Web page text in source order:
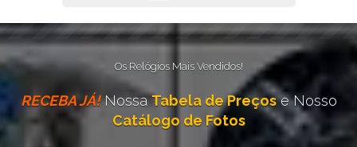
Os Relógios Mais Vendidos!
RECEBA JÁ!NossaTabela de Preçose Nosso
Catálogo de Fotos